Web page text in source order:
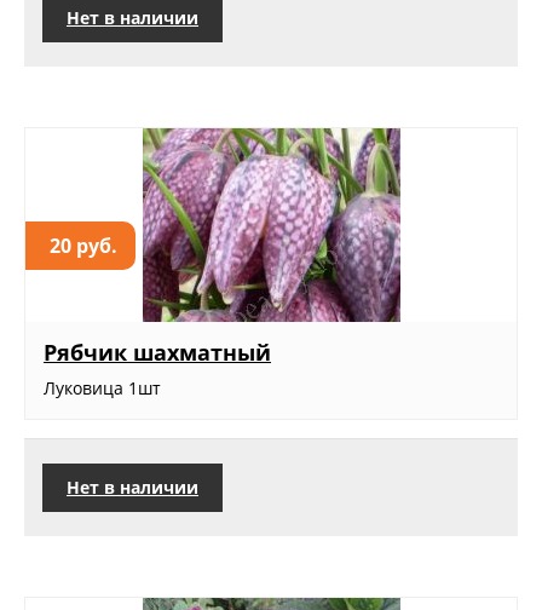
Нет в наличии
20 руб.
Рябчик шахматный
Луковица 1шт
Нет в наличии